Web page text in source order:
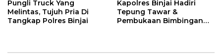
Pungli Truck Yang
Melintas, Tujuh Pria Di
Tangkap Polres Binjai
Kapolres Binjai Hadiri
Tepung Tawar &
Pembukaan Bimbingan